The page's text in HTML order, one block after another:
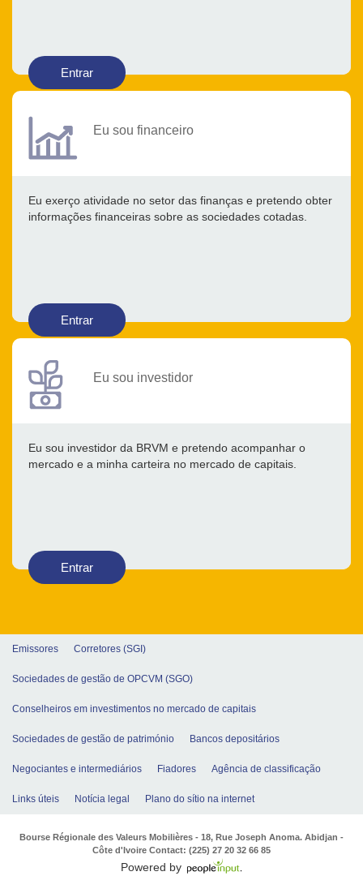
Entrar
Eu sou financeiro
Eu exerço atividade no setor das finanças e pretendo obter
informações financeiras sobre as sociedades cotadas.
Entrar
Eu sou investidor
Eu sou investidor da BRVM e pretendo acompanhar o
mercado e a minha carteira no mercado de capitais.
Entrar
Emissores Corretores (SGI)
Sociedades de gestão de OPCVM (SGO)
Conselheiros em investimentos no mercado de capitais
Sociedades de gestão de património Bancos depositários
Negociantes e intermediários Fiadores Agência de classificação
Links úteis Notícia legal Plano do sítio na internet
Bourse Régionale des Valeurs Mobilières - 18, Rue Joseph Anoma. Abidjan -
Côte d'Ivoire Contact: (225) 27 20 32 66 85
Powered by